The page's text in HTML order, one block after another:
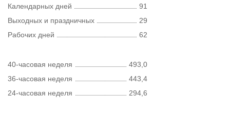
Календарных дней
91
Выходных и праздничных
29
Рабочих дней
62
40-часовая неделя
493,0
36-часовая неделя
443,4
24-часовая неделя
294,6